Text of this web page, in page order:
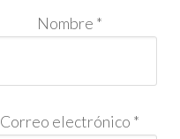
Nombre *
Correo electrónico *